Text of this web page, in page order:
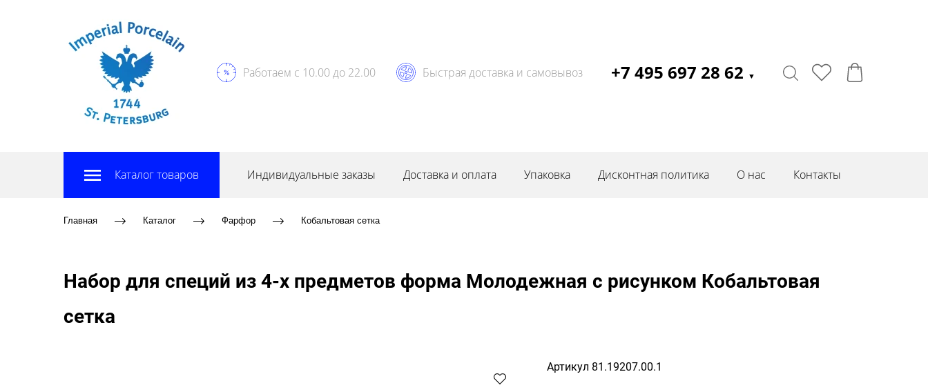
Работаем с 10.00 до 22.00 Быстрая доставка и самовывоз +7 495 697 28 62 ▼
Каталог товаров Индивидуальные заказы Доставка и оплата Упаковка Дисконтная политика О нас Контакты
Главная Каталог Фарфор Кобальтовая сетка
Набор для специй из 4-х предметов форма Молодежная с рисунком Кобальтовая
сетка
Артикул 81.19207.00.1